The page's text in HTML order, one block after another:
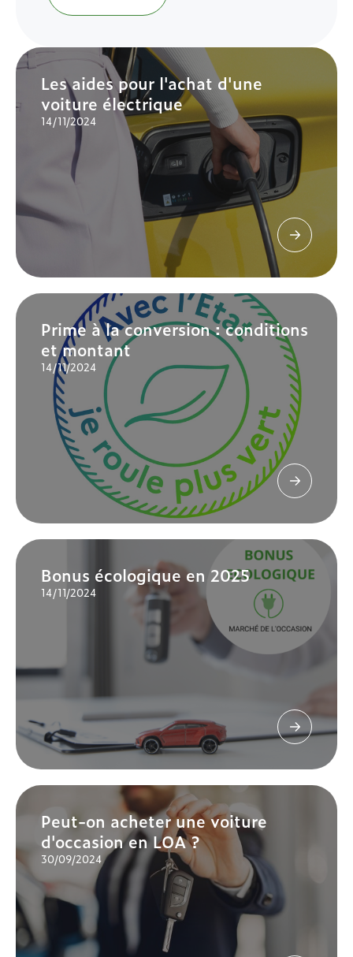
Les aides pour l'achat d'une
voiture électrique
14/11/2024
Prime à la conversion : conditions
et montant
14/11/2024
Bonus écologique en 2025
14/11/2024
Peut-on acheter une voiture
d'occasion en LOA ?
30/09/2024